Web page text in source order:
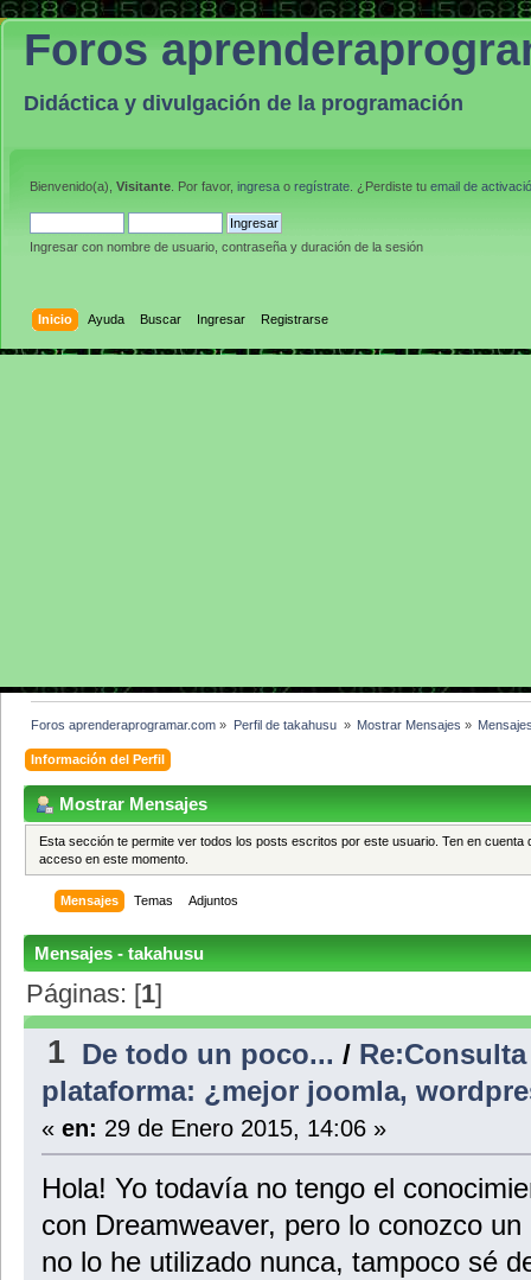
Foros
Didáctica y divulgación de la programación
Bienvenido(a), Visitante . Por favor, ingresa o regístrate . ¿Perdiste tu email de
Ingresar con nombre de usuario, contraseña y duración de la sesión
Inicio Ayuda Buscar Ingresar Registrarse
Foros aprenderaprogramar.com » Perfil de takahusu » Mostrar Mensajes »
Información del Perfil
Mostrar Mensajes
Esta sección te permite ver todos los posts escritos por este usuario. Ten en
acceso en este momento.
Mensajes Temas Adjuntos
Mensajes - takahusu
Páginas: [1]
1 De todo un poco... /
plataforma: ¿mejor joomla,
« en: 29 de Enero 2015, 14:06 »
Hola! Yo todavía no tengo el
con Dreamweaver, pero lo conozco
no lo he utilizado nunca, tampoco sé